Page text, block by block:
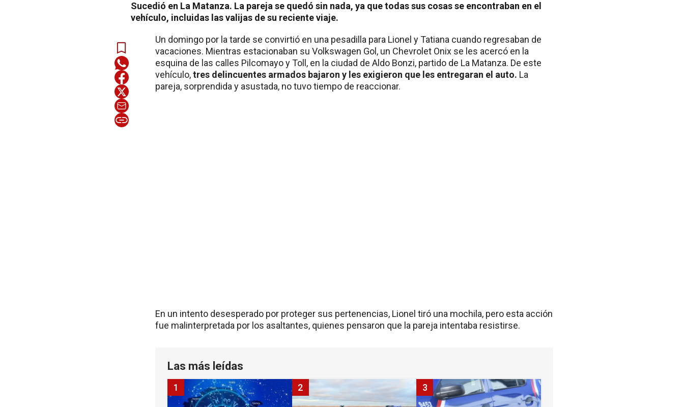
Sucedió en La Matanza. La pareja se quedó sin nada, ya que todas sus cosas se encontraban en el
vehículo, incluidas las valijas de su reciente viaje.
Un domingo por la tarde se convirtió en una pesadilla para Lionel y Tatiana cuando regresaban de
vacaciones. Mientras estacionaban su Volkswagen Gol, un Chevrolet Onix se les acercó en la
esquina de las calles Pilcomayo y Toll, en la ciudad de Aldo Bonzi, partido de La Matanza. De este
vehículo,tres delincuentes armados bajaron y les exigieron que les entregaran el auto. La
pareja, sorprendida y asustada, no tuvo tiempo de reaccionar.
En un intento desesperado por proteger sus pertenencias, Lionel tiró una mochila, pero esta acción
fue malinterpretada por los asaltantes, quienes pensaron que la pareja intentaba resistirse.
Las más leídas
1 2 3